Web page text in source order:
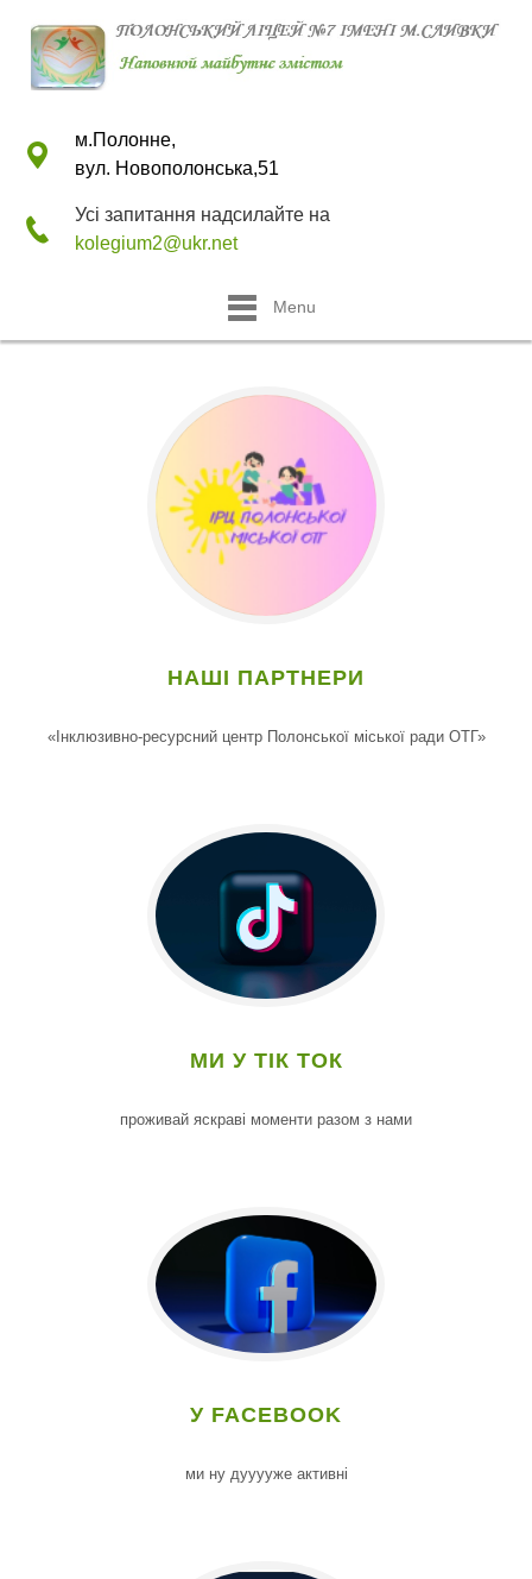
м.Полонне,
вул. Новополонська,51
Усі запитання надсилайте на
kolegium2@ukr.net
Menu
НАШІ ПАРТНЕРИ
«Інклюзивно-ресурсний центр Полонської міської ради ОТГ»
МИ У ТІК ТОК
проживай яскраві моменти разом з нами
У FACEBOOK
ми ну дууууже активні